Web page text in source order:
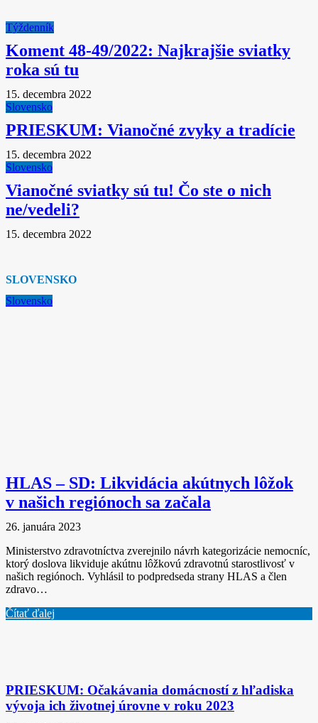
Týždenník
Koment 48-49/2022: Najkrajšie sviatky
roka sú tu
15. decembra 2022
Slovensko
PRIESKUM: Vianočné zvyky a tradície
15. decembra 2022
Slovensko
Vianočné sviatky sú tu! Čo ste o nich
ne/vedeli?
15. decembra 2022
SLOVENSKO
Slovensko
HLAS – SD: Likvidácia akútnych lôžok
v našich regiónoch sa začala
26. januára 2023
Ministerstvo zdravotníctva zverejnilo návrh kategorizácie nemocníc,
ktorý doslova likviduje akútnu lôžkovú zdravotnú starostlivosť v
našich regiónoch. Vyhlásil to podpredseda strany HLAS a člen
zdravo…
Čítať ďalej
PRIESKUM: Očakávania domácností z hľadiska
vývoja ich životnej úrovne v roku 2023